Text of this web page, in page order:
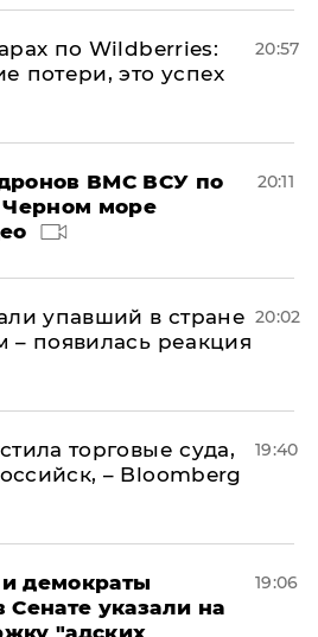
по Wildberries:
потери, это успех
20:57
ВМС ВСУ по
море
20:11
упавший в стране
– появилась реакция
20:02
торговые суда,
– Bloomberg
19:40
демократы
указали на
"адских
19:06